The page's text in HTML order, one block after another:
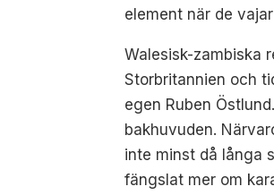
element när de
Walesisk-zambiska
Storbritannien och
egen Ruben
bakhuvuden.
inte minst då långa
fängslat mer om